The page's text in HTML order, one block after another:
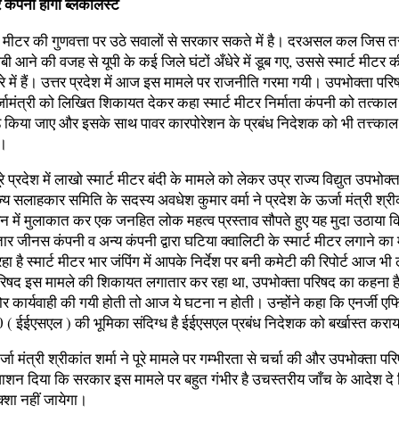
मीटर की गुणवत्ता पर उठे सवालों से सरकार सकते में है। दरअसल कल जिस
आने की वजह से यूपी के कई जिले घंटों अँधेरे में डूब गए, उससे स्मार्ट मीटर
में हैं। उत्तर प्रदेश में आज इस मामले पर राजनीति गरमा गयी। उपभोक्ता
को लिखित शिकायत देकर कहा स्मार्ट मीटर निर्माता कंपनी को तत्काल
जाए और इसके साथ पावर कारपोरेशन के प्रबंध निदेशक को भी
प्रदेश में लाखो स्मार्ट मीटर बंदी के मामले को लेकर उप्र राज्य विद्युत
सलाहकार समिति के सदस्य अवधेश कुमार वर्मा ने प्रदेश के ऊर्जा मंत्री
में मुलाकात कर एक जनहित लोक महत्व प्रस्ताव सौपते हुए यह मुदा उठाया
जीनस कंपनी व अन्य कंपनी द्वारा घटिया क्वालिटी के स्मार्ट मीटर लगाने
है स्मार्ट मीटर भार जंपिंग में आपके निर्देश पर बनी कमेटी की रिपोर्ट आज
इस मामले की शिकायत लगातार कर रहा था, उपभोक्ता परिषद का कहना
कार्यवाही की गयी होती तो आज ये घटना न होती। उन्होंने कहा कि एनर्जी
( ईईएसएल ) की भूमिका संदिग्ध है ईईएसएल प्रबंध निदेशक को बर्खास्त
मंत्री श्रीकांत शर्मा ने पूरे मामले पर गम्भीरता से चर्चा की और उपभोक्ता
दिया कि सरकार इस मामले पर बहुत गंभीर है उचस्तरीय जाँच के आदेश दे
नहीं जायेगा।